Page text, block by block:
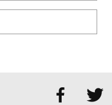
 